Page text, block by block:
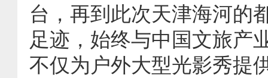
台，再到此次天津海河的
足迹，始终与中国文旅产
不仅为户外大型光影秀提